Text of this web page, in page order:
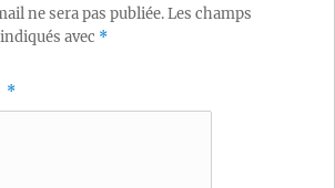
ne sera pas publiée.Les champs
avec *
*